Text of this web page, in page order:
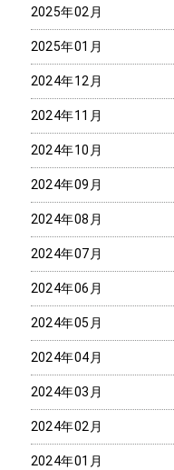
2025年02月
2025年01月
2024年12月
2024年11月
2024年10月
2024年09月
2024年08月
2024年07月
2024年06月
2024年05月
2024年04月
2024年03月
2024年02月
2024年01月